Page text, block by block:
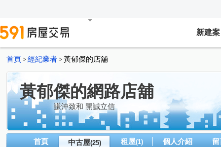
新建案
首頁 > 經紀業者 > 黃郁傑的店舖
黃郁傑的網路店舖
謙沖致和 開誠立信
首頁 中古屋(25) 租屋(1) 個人介紹